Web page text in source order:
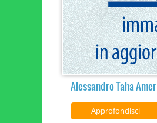
Alessandro Taha Amer
Approfondisci